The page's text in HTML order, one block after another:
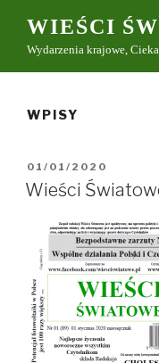
treści
WIEŚCI
Wydarzenia krajowe,
WPISY
OPUBLIKOWANE
W
01/01/2020
Wieści